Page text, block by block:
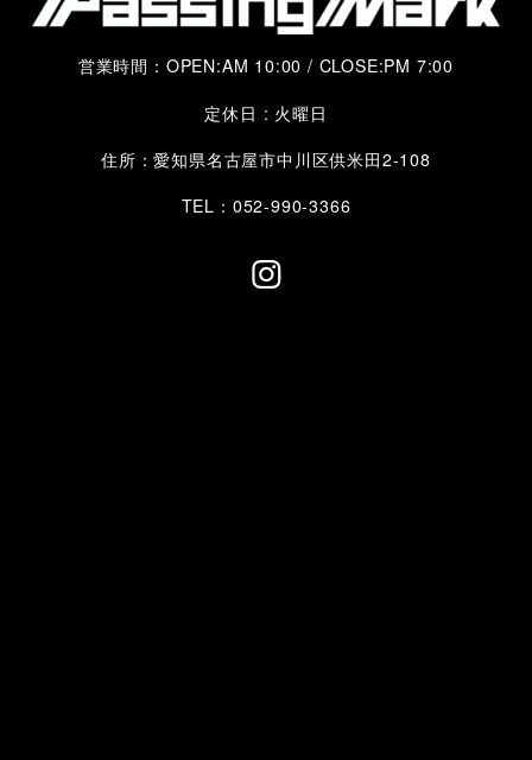
ー
営業時間：OPEN:AM 10:00 / CLOSE:PM 7:00
定休日 : 火曜日
住所：愛知県名古屋市中川区供米田2-108
TEL：052-990-3366